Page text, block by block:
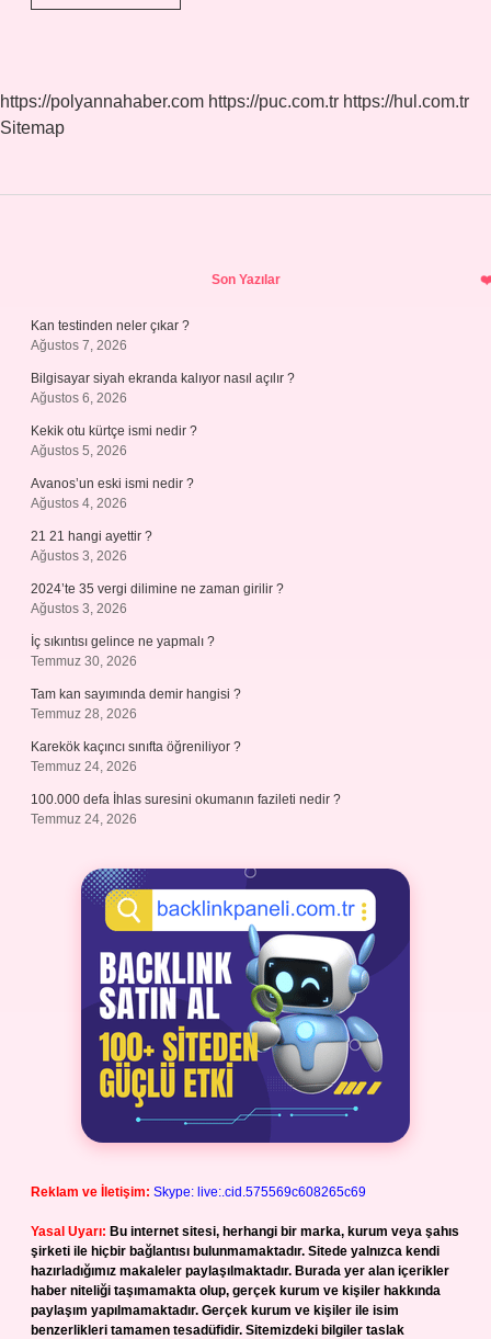
Kaça
https://polyannahaber.com https://puc.com.tr https://hul.com.tr
Sitemap
Son Yazılar
Kan testinden neler çıkar ?
Ağustos 7, 2026
Bilgisayar siyah ekranda kalıyor nasıl açılır ?
Ağustos 6, 2026
Kekik otu kürtçe ismi nedir ?
Ağustos 5, 2026
Avanos’un eski ismi nedir ?
Ağustos 4, 2026
21 21 hangi ayettir ?
Ağustos 3, 2026
2024’te 35 vergi dilimine ne zaman girilir ?
Ağustos 3, 2026
İç sıkıntısı gelince ne yapmalı ?
Temmuz 30, 2026
Tam kan sayımında demir hangisi ?
Temmuz 28, 2026
Karekök kaçıncı sınıfta öğreniliyor ?
Temmuz 24, 2026
100.000 defa İhlas suresini okumanın fazileti nedir ?
Temmuz 24, 2026
Reklam ve İletişim: Skype: live:.cid.575569c608265c69
Yasal Uyarı: Bu internet sitesi, herhangi bir marka, kurum veya şahıs
şirketi ile hiçbir bağlantısı bulunmamaktadır. Sitede yalnızca kendi
hazırladığımız makaleler paylaşılmaktadır. Burada yer alan içerikler
haber niteliği taşımamakta olup, gerçek kurum ve kişiler hakkında
paylaşım yapılmamaktadır. Gerçek kurum ve kişiler ile isim
benzerlikleri tamamen tesadüfidir. Sitemizdeki bilgiler taslak